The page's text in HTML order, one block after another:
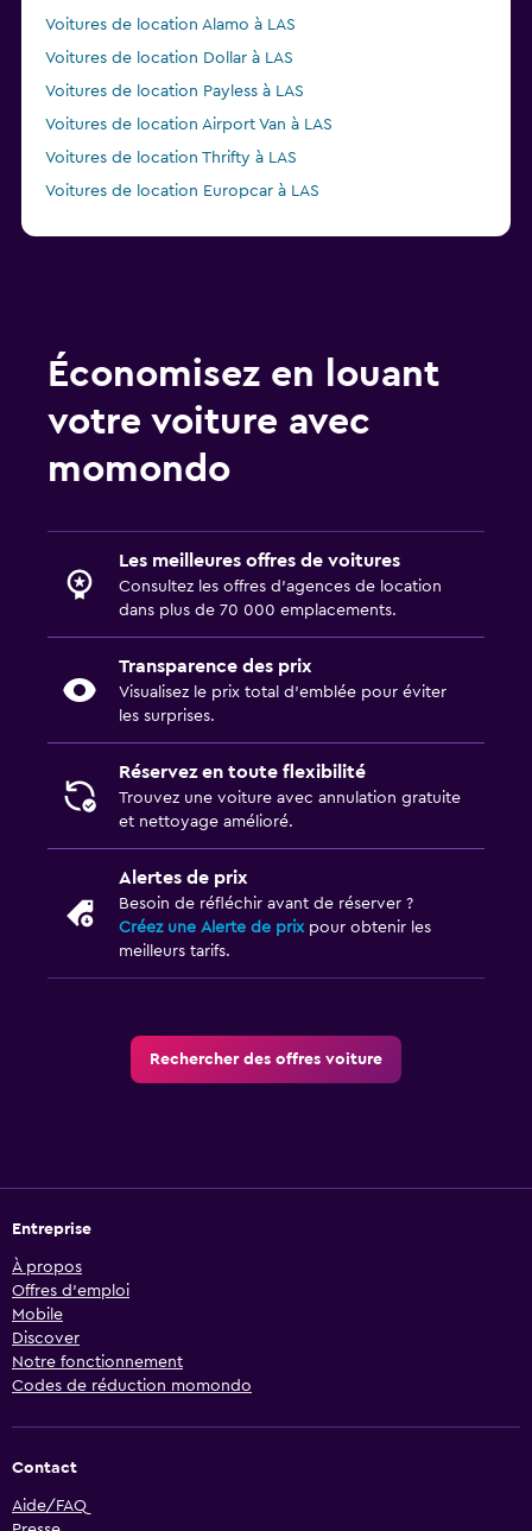
Voitures de location Alamo à LAS
Voitures de location Dollar à LAS
Voitures de location Payless à LAS
Voitures de location Airport Van à LAS
Voitures de location Thrifty à LAS
Voitures de location Europcar à LAS
Économisez en louant
votre voiture avec
momondo
Les meilleures offres de voitures
Consultez les offres d’agences de location
dans plus de 70 000 emplacements.
Transparence des prix
Visualisez le prix total d’emblée pour éviter
les surprises.
Réservez en toute flexibilité
Trouvez une voiture avec annulation gratuite
et nettoyage amélioré.
Alertes de prix
Besoin de réfléchir avant de réserver ?
Créez une Alerte de prixpour obtenir les
meilleurs tarifs.
Rechercher des offres voiture
Entreprise
À propos
Offres d’emploi
Mobile
Discover
Notre fonctionnement
Codes de réduction momondo
Contact
Aide/FAQ